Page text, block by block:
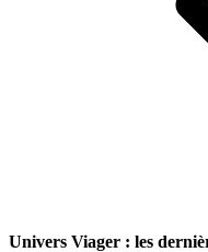
Univers Viager : les